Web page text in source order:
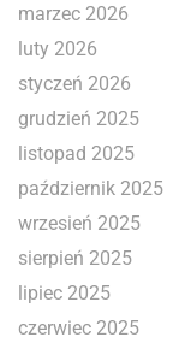
marzec 2026
luty 2026
styczeń 2026
grudzień 2025
listopad 2025
październik 2025
wrzesień 2025
sierpień 2025
lipiec 2025
czerwiec 2025